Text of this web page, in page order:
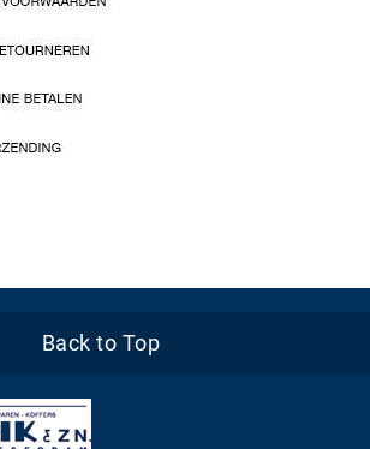
Back to Top